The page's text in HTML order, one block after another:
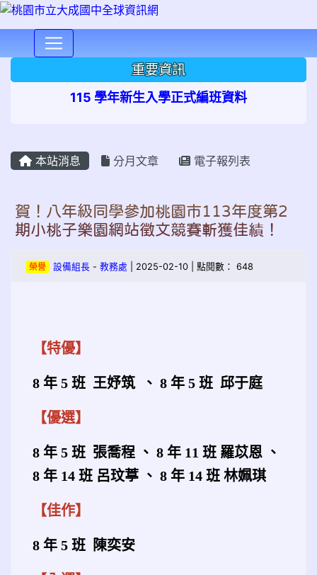
重要資訊
115 學年新生入學正式編班資料
本站消息 分月文章 電子報列表
賀！八年級同學參加桃園市113年度第2
期小桃子樂園網站徵文競賽斬獲佳績！
榮譽 設備組長- 教務處 | 2025-02-10 | 點閱數： 648
【特優】
8 年 5 班 王妤筑 、 8 年 5 班 邱于庭
【優選】
8 年 5 班 張喬程 、 8 年 11 班 羅苡恩 、
8 年 14 班 呂玟葶 、 8 年 14 班 林姵琪
【佳作】
8 年 5 班 陳奕安